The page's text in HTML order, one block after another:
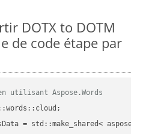
DOTX to DOTM
de code étape par
utilisant Aspose.Words
= std::make_shared<